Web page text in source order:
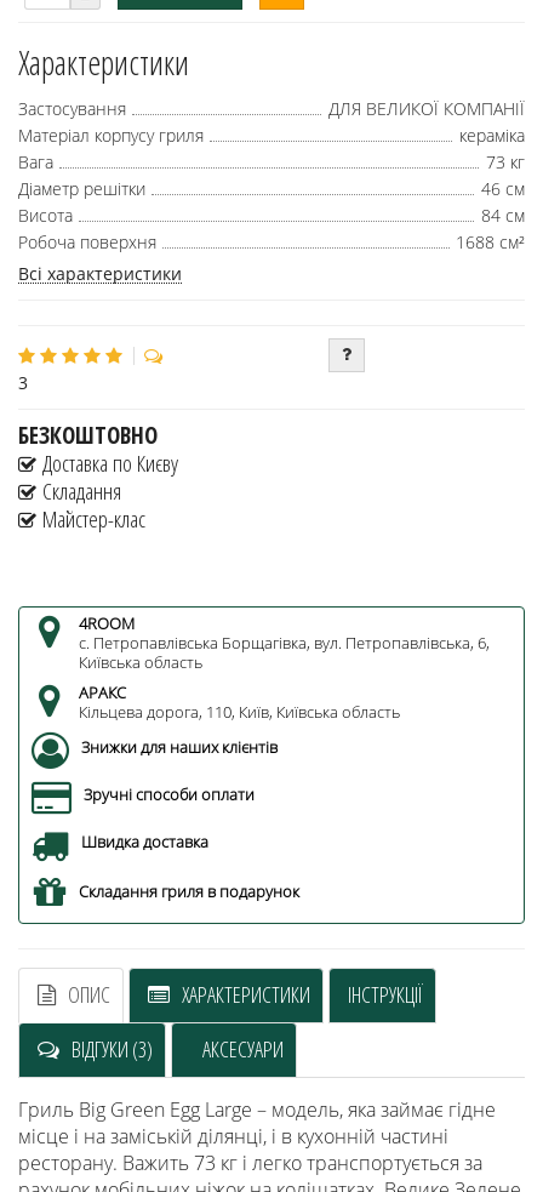
Характеристики
Застосування
ДЛЯ ВЕЛИКОЇ КОМПАНІЇ
Матеріал корпусу гриля
кераміка
Вага
73 кг
Діаметр решітки
46 см
Висота
84 см
Робоча поверхня
1688 см²
Всі характеристики
3
БЕЗКОШТОВНО
Доставка по Києву
Складання
Майстер-клас
4ROOM
c. Петропавлівська Борщагівка, вул. Петропавлівська, 6,
Київська область
АРАКС
Кільцева дорога, 110, Київ, Київська область
Знижки для наших клієнтів
Зручні способи оплати
Швидка доставка
Складання гриля в подарунок
ОПИС ХАРАКТЕРИСТИКИ
ІНСТРУКЦІЇ
ВІДГУКИ (3)
АКСЕСУАРИ
Гриль Big Green Egg Large – модель, яка займає гідне
місце і на заміській ділянці, і в кухонній частині
ресторану. Важить 73 кг і легко транспортується за